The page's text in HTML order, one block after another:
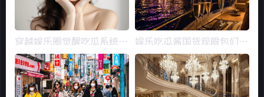
穿越娱乐圈觉醒吃瓜系统,
觉醒吃瓜系统带你领略幕后
真相
娱乐吃瓜酱国货现眼包们,
见证现眼包们的华丽蜕变